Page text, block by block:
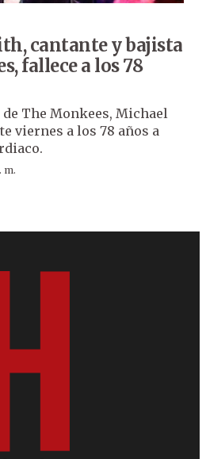
cantante y bajista
fallece a los 78
The Monkees, Michael
viernes a los 78 años a
m.